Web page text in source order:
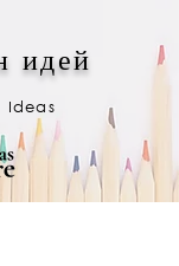
идей
Ideas